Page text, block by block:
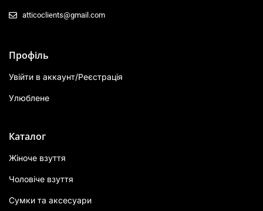
atticoclients@gmail.com
Профіль
Увійти в аккаунт/Реєстрація
Улюблене
Каталог
Жіноче взуття
Чоловіче взуття
Сумки та аксесуари